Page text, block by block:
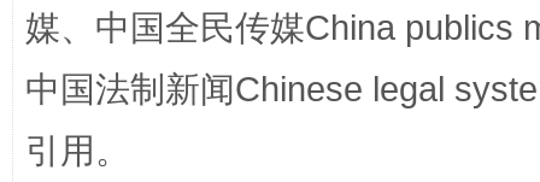
漫山遍野的桃花与雪山、麦地、白藏房 除
媒、中国全民传媒China publics
中国法制新闻Chinese legal
引用。